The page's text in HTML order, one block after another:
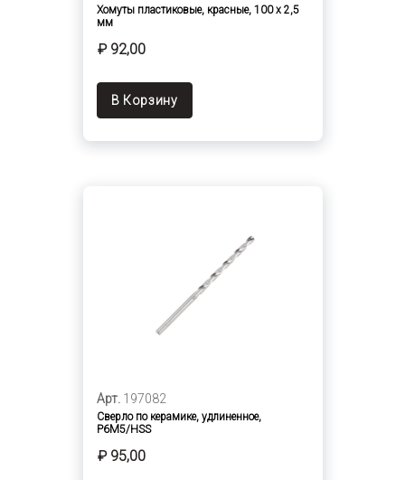
Хомуты пластиковые, красные, 100 х 2,5
мм
₽ 92,00
В Корзину
Арт. 197082
Сверло по керамике, удлиненное,
P6M5/HSS
₽ 95,00